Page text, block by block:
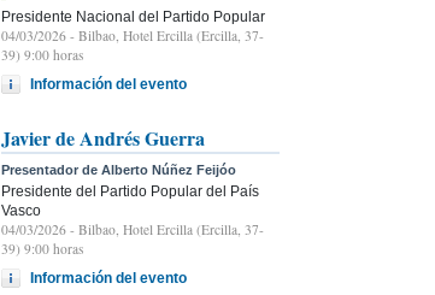
Presidente Nacional del Partido Popular
04/03/2026 - Bilbao, Hotel Ercilla (Ercilla, 37-
39) 9:00 horas
Información del evento
Javier de Andrés Guerra
Presentador de Alberto Núñez Feijóo
Presidente del Partido Popular del País
Vasco
04/03/2026 - Bilbao, Hotel Ercilla (Ercilla, 37-
39) 9:00 horas
Información del evento